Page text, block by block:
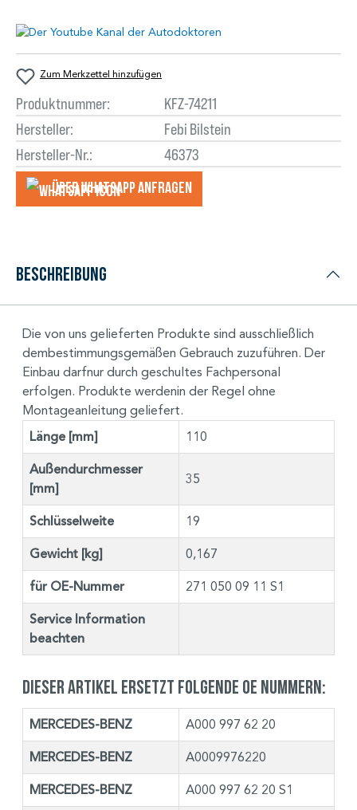
Zum Merkzettel hinzufügen
Produktnummer:
KFZ-74211
Hersteller:
Febi Bilstein
Hersteller-Nr.:
46373
Über WhatsApp anfragеn
Beschreibung
Die von uns gelieferten Produkte sind ausschließlich
dembestimmungsgemäßen Gebrauch zuzuführen. Der
Einbau darfnur durch geschultes Fachpersonal
erfolgen. Produkte werdenin der Regel ohne
Montageanleitung geliefert.
Länge [mm] 110
Außendurchmesser
[mm]
35
Schlüsselweite 19
Gewicht [kg] 0,167
für OE-Nummer 271 050 09 11 S1
Service Information
beachten
Dieser Artikel ersetzt folgende OE Nummern:
MERCEDES-BENZ A000 997 62 20
MERCEDES-BENZ A0009976220
MERCEDES-BENZ A000 997 62 20 S1